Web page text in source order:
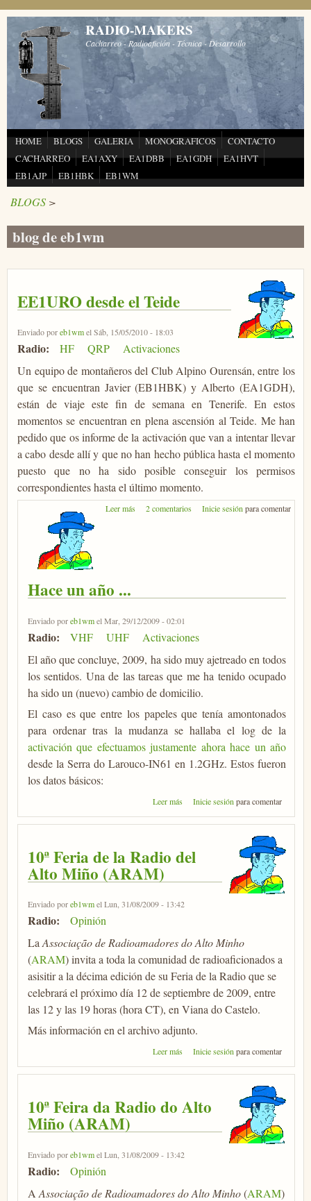
Pasar al contenido principal
RADIO-MAKERS
Cacharreo - Radioafición - Técnica - Desarrollo
HOME BLOGS GALERIA MONOGRAFICOS
CONTACTO
CACHARREO
EA1AXY EA1DBB EA1GDH
EA1HVT
EB1AJP
EB1HBK EB1WM
BLOGS >
blog de eb1wm
EE1URO desde el Teide
Enviado poreb1wmel Sáb, 15/05/2010 - 18:03
Radio: HF QRP
Activaciones
Un equipo de montañeros del Club Alpino Ourensán, entre los
que se encuentran Javier (EB1HBK) y Alberto (EA1GDH),
están de viaje este fin de semana en Tenerife. En estos
momentos se encuentran en plena ascensión al Teide. Me han
pedido que os informe de la activación que van a intentar llevar
a cabo desde allí y que no han hecho pública hasta el momento
puesto que no ha sido posible conseguir los permisos
correspondientes hasta el último momento.
Leer más sobre EE1URO desde el Teide
2 comentarios Inicie sesiónpara comentar
Hace un año ...
Enviado poreb1wmel Mar, 29/12/2009 - 02:01
Radio: VHF UHF
Activaciones
El año que concluye, 2009, ha sido muy ajetreado en todos
los sentidos. Una de las tareas que me ha tenido ocupado
ha sido un (nuevo) cambio de domicilio.
El caso es que entre los papeles que tenía amontonados
para ordenar tras la mudanza se hallaba el log de la
activación que efectuamos justamente ahora hace un año
desde la Serra do Larouco-IN61 en 1.2GHz. Estos fueron
los datos básicos:
Leer más sobre Hace un año ...
Inicie sesión para comentar
10ª Feria de la Radio del
Alto Miño (ARAM)
Enviado poreb1wmel Lun, 31/08/2009 - 13:42
Radio:
Opinión
La Associação de Radioamadores do Alto Minho
(ARAM) invita a toda la comunidad de radioaficionados a
asisitir a la décima edición de su Feria de la Radio que se
celebrará el próximo día 12 de septiembre de 2009, entre
las 12 y las 19 horas (hora CT), en Viana do Castelo.
Más información en el archivo adjunto.
Leer más sobre 10ª Feria de la Radio del Alto
Inicie sesión para comentar
10ª Feira da Radio do Alto
Miño (ARAM)
Enviado poreb1wmel Lun, 31/08/2009 - 13:42
Radio:
Opinión
A Associação de Radioamadores do Alto Minho(ARAM)